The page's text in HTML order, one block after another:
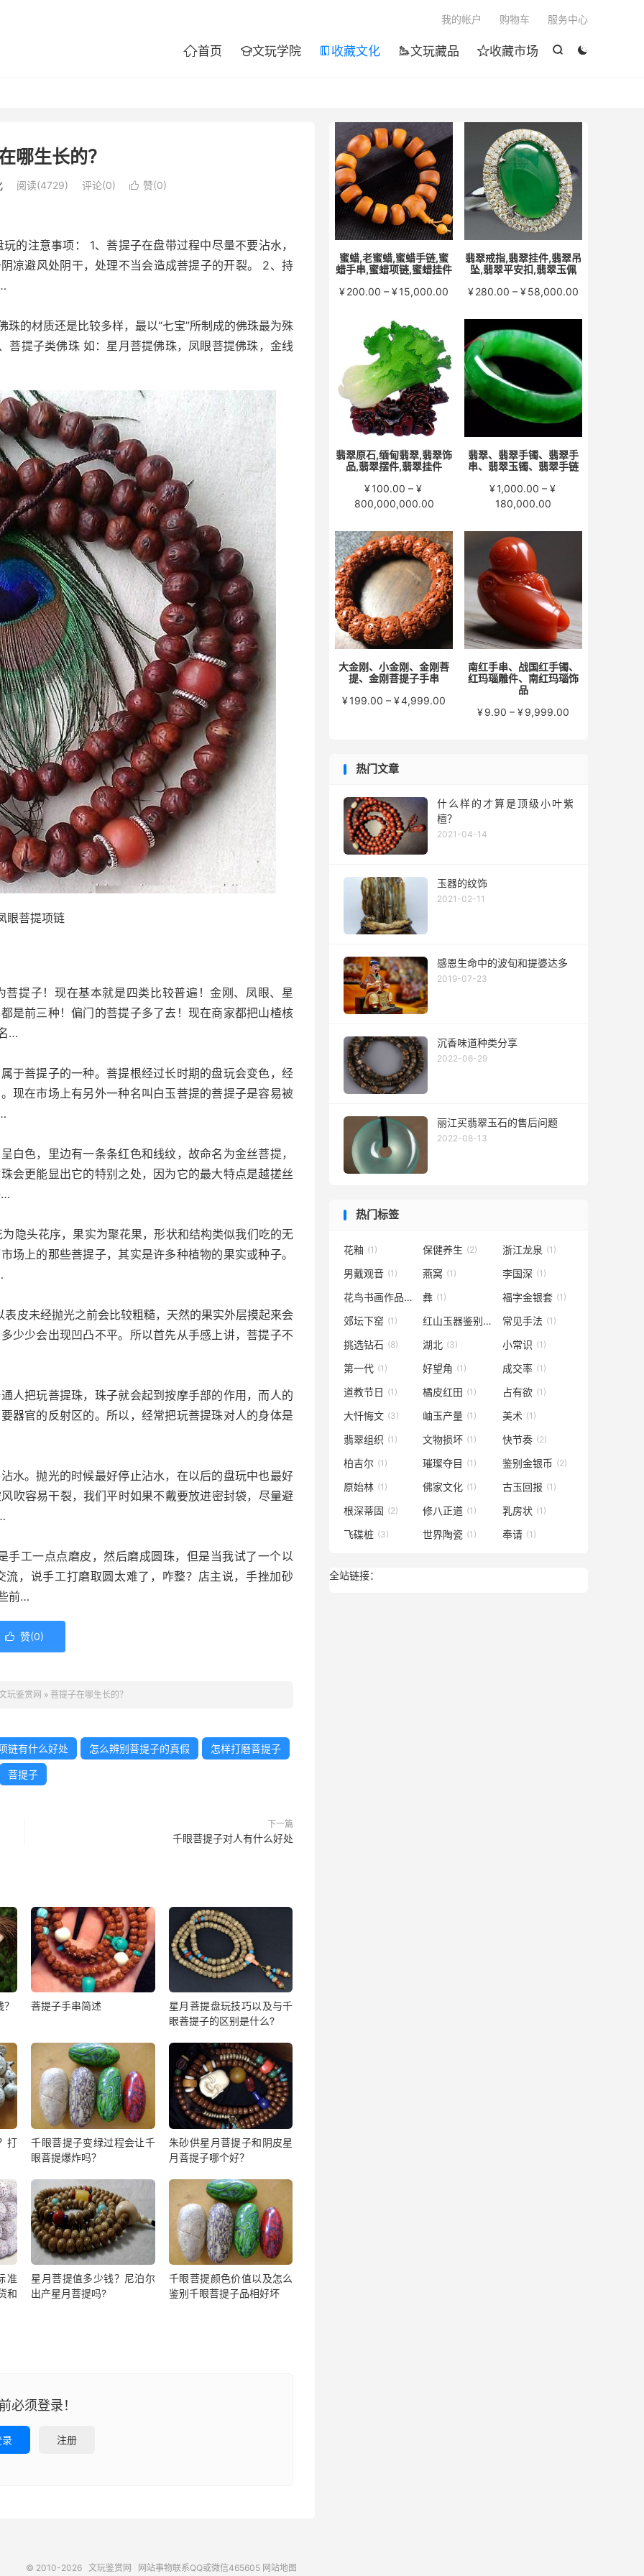


首页 文玩学院  收藏文化 文玩藏品 收藏市场
我的帐户 购物车 服务中心
哪生长的？
阅读(4729) 评论(0)  赞(0)
的注意事项： 1、菩提子在盘带过程中尽量不要沾水，
凉避风处阴干，处理不当会造成菩提子的开裂。 2、持
的材质还是比较多样，最以“七宝”所制成的佛珠最为殊
菩提子类佛珠 如：星月菩提佛珠，凤眼菩提佛珠，金线
眼菩提项链
提子！现在基本就是四类比较普遍！金刚、凤眼、星
是前三种！偏门的菩提子多了去！现在商家都把山楂核
…
于菩提子的一种。菩提根经过长时期的盘玩会变色，经
现在市场上有另外一种名叫白玉菩提的菩提子是容易被
白色，里边有一条条红色和线纹，故命名为金丝菩提，
会更能显出它的特别之处，因为它的最大特点是越搓丝
…
隐头花序，果实为聚花果，形状和结构类似我们吃的无
场上的那些菩提子，其实是许多种植物的果实或种子。
皮未经抛光之前会比较粗糙，天然的果实外层摸起来会
少少会出现凹凸不平。所以首先从手感上讲，菩提子不
人把玩菩提珠，珠子就会起到按摩手部的作用，而人的
器官的反射区的。所以，经常把玩菩提珠对人的身体是
水。抛光的时候最好停止沾水，在以后的盘玩中也最好
吹容易干裂，我们平时如果不戴要放进密封袋，尽量避
工一点点磨皮，然后磨成圆珠，但是当我试了一个以
，说手工打磨取圆太难了，咋整？店主说，手挫加砂
前…
 赞(0)
玩鉴赏网 » 菩提子在哪生长的？
链有什么好处 怎么辨别菩提子的真假 怎样打磨菩提子
菩提子
下一篇
千眼菩提子对人有什么好处
菩提子手串简述
星月菩提盘玩技巧以及与千
眼菩提子的区别是什么?
打
千眼菩提子变绿过程会让千
眼菩提爆炸吗？
朱砂供星月菩提子和阴皮星
月菩提子哪个好？
准
和
星月菩提值多少钱？尼泊尔
出产星月菩提吗?
千眼菩提颜色价值以及怎么
鉴别千眼菩提子品相好坏
必须登录！
录 注册
蜜蜡,老蜜蜡,蜜蜡手链,蜜
蜡手串,蜜蜡项链,蜜蜡挂件
¥200.00 – ¥15,000.00
¥200.00
至
¥15,000.00
翡翠戒指,翡翠挂件,翡翠吊
坠,翡翠平安扣,翡翠玉佩
¥280.00 – ¥58,000.00
范
至
¥58,000.00
翡翠原石,缅甸翡翠,翡翠饰
品,翡翠摆件,翡翠挂件
¥100.00 – ¥
800,000,000.00价
范
围：
¥100.00
至
¥800,000,000.00
翡翠、翡翠手镯、翡翠手
串、翡翠玉镯、翡翠手链
¥1,000.00 – ¥
180,000.00
范
¥180,000.00
大金刚、小金刚、金刚菩
提、金刚菩提子手串
¥199.00 – ¥4,999.00
南红手串、战国红手镯、
红玛瑙雕件、南红玛瑙饰
品
¥9.90 – ¥9,999.00
¥9,999.00
热门文章
什么样的才算是顶级小叶紫
檀？
2021-04-14
玉器的纹饰
2021-02-11
感恩生命中的波旬和提婆达多
2019-07-23
沉香味道种类分享
2022-06-29
丽江买翡翠玉石的售后问题
2022-08-13
热门标签
花釉 (1) 保健养生 (2) 浙江龙泉 (1)
男戴观音 (1) 燕窝 (1) 李国深 (1)
花鸟书画作品
(1) 彝 (1) 福字金银套 (1)
郊坛下窑 (1) 红山玉器鉴别
(1) 常见手法 (1)
挑选钻石 (8) 湖北 (3) 小常识 (1)
第一代 (1) 好望角 (1) 成交率 (1)
道教节日 (1) 橘皮红田 (1) 占有欲 (1)
大忏悔文 (3) 岫玉产量 (1) 美术 (1)
翡翠组织 (1) 文物损坏 (1) 快节奏 (2)
柏吉尔 (1) 璀璨夺目 (1) 鉴别金银币 (2)
原始林 (1) 佛家文化 (1) 古玉回报 (1)
根深蒂固 (2) 修八正道 (1) 乳房状 (1)
飞碟桩 (3) 世界陶瓷 (1) 奉请 (1)
全站链接：
© 2010-2026 文玩鉴赏网 网站事物联系QQ或微信465605 网站地图